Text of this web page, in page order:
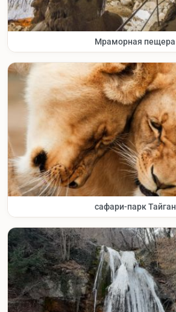
Мраморная пещера
сафари-парк Тайган